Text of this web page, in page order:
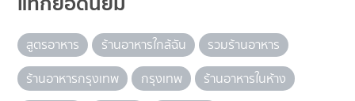
สูตรอาหาร ร้านอาหารใกล้ฉัน
รวมร้านอาหาร
ร้านอาหารกรุงเทพ
กรุงเทพ
ร้านอาหารในห้าง